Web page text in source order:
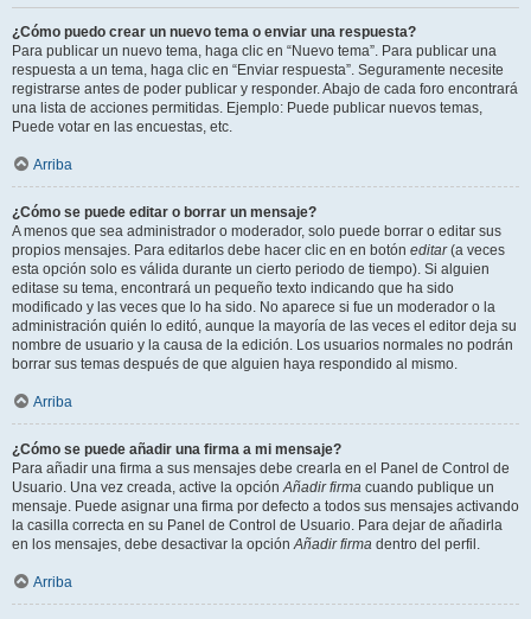
¿Cómo puedo crear un nuevo tema o enviar una respuesta?
Para publicar un nuevo tema, haga clic en “Nuevo tema”. Para publicar una
respuesta a un tema, haga clic en “Enviar respuesta”. Seguramente necesite
registrarse antes de poder publicar y responder. Abajo de cada foro encontrará
una lista de acciones permitidas. Ejemplo: Puede publicar nuevos temas,
Puede votar en las encuestas, etc.
Arriba
¿Cómo se puede editar o borrar un mensaje?
A menos que sea administrador o moderador, solo puede borrar o editar sus
propios mensajes. Para editarlos debe hacer clic en en botón editar(a veces
esta opción solo es válida durante un cierto periodo de tiempo). Si alguien
editase su tema, encontrará un pequeño texto indicando que ha sido
modificado y las veces que lo ha sido. No aparece si fue un moderador o la
administración quién lo editó, aunque la mayoría de las veces el editor deja su
nombre de usuario y la causa de la edición. Los usuarios normales no podrán
borrar sus temas después de que alguien haya respondido al mismo.
Arriba
¿Cómo se puede añadir una firma a mi mensaje?
Para añadir una firma a sus mensajes debe crearla en el Panel de Control de
Usuario. Una vez creada, active la opciónAñadir firma cuando publique un
mensaje. Puede asignar una firma por defecto a todos sus mensajes activando
la casilla correcta en su Panel de Control de Usuario. Para dejar de añadirla
en los mensajes, debe desactivar la opciónAñadir firma dentro del perfil.
Arriba